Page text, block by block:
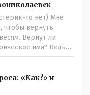
то нет) Мне
чтобы вернуть
Вернут ли
имя? Ведь
Или тут
«Как?» и